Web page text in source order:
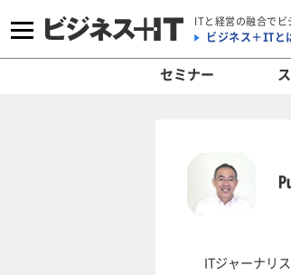
ITと経営の融合で
ビジネス＋ITと
セミナー
ITジャーナリ